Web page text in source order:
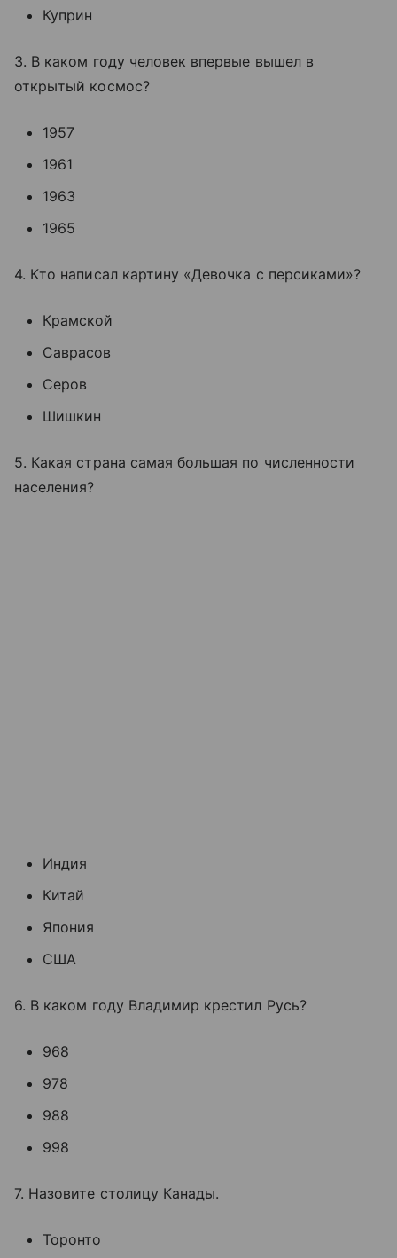
Куприн
3. В каком году человек впервые вышел в
открытый космос?
1957
1961
1963
1965
4. Кто написал картину «Девочка с персиками»?
Крамской
Саврасов
Серов
Шишкин
5. Какая страна самая большая по численности
населения?
Индия
Китай
Япония
США
6. В каком году Владимир крестил Русь?
968
978
988
998
7. Назовите столицу Канады.
Торонто